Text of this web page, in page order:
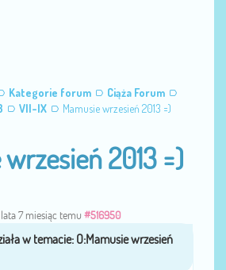
Kategorie forum
Ciąża Forum
VII-IX Mamusie wrzesień 2013 =)
2013 =)
lata 7 miesiąc temu #516950
przezUrszula